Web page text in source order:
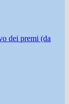
dei premi (da